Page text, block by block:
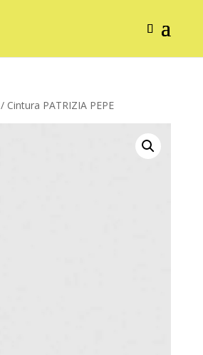
/ Cintura PATRIZIA PEPE